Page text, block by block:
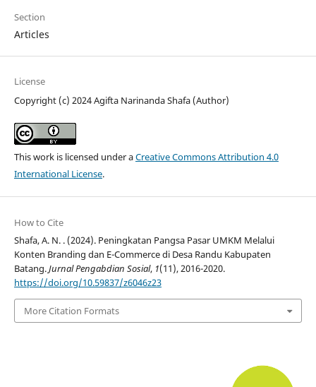
Section
Articles
License
Copyright (c) 2024 Agifta Narinanda Shafa (Author)
This work is licensed under aCreative Commons Attribution 4.0
International License.
How to Cite
Shafa, A. N. . (2024). Peningkatan Pangsa Pasar UMKM Melalui
Konten Branding dan E-Commerce di Desa Randu Kabupaten
Batang.Jurnal Pengabdian Sosial, 1(11), 2016-2020.
https://doi.org/10.59837/z6046z23
More Citation Formats